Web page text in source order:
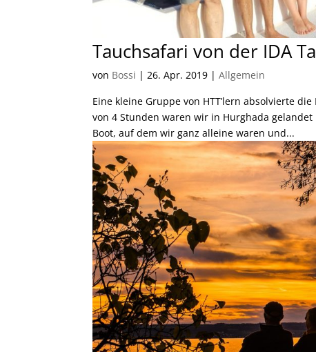
Tauchsafari von der IDA
von Bossi |26. Apr. 2019 |Allgemein
Eine kleine Gruppe von HTT’lern absolvierte
von 4 Stunden waren wir in Hurghada
Boot, auf dem wir ganz alleine waren und...